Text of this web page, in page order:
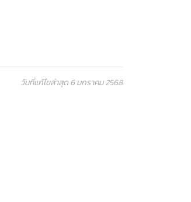
วันที่แก้ไขล่าสุด 6 มกราคม 2568